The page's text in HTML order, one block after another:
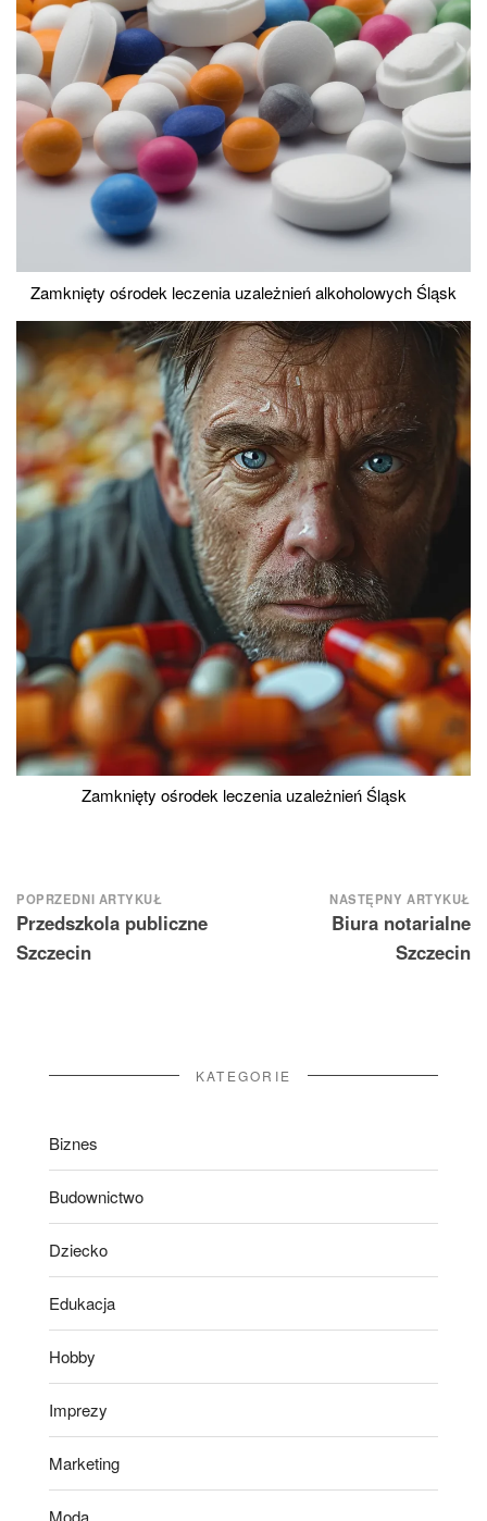
Zamknięty ośrodek leczenia uzależnień alkoholowych Śląsk
Zamknięty ośrodek leczenia uzależnień Śląsk
Nawigacja
wpisu
POPRZEDNI ARTYKUŁ
Przedszkola publiczne
Szczecin
NASTĘPNY ARTYKUŁ
Biura notarialne
Szczecin
KATEGORIE
Biznes
Budownictwo
Dziecko
Edukacja
Hobby
Imprezy
Marketing